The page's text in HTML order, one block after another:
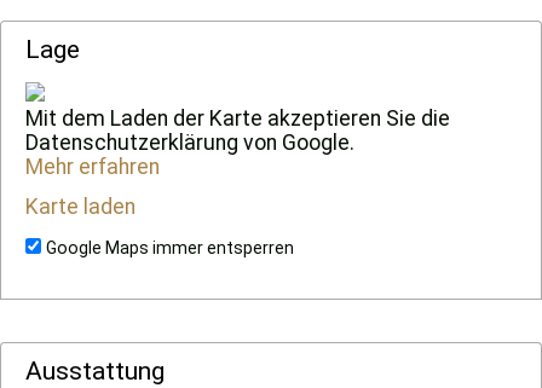
Lage
Mit dem Laden der Karte akzeptieren Sie die
Datenschutzerklärung von Google.
Mehr erfahren
Karte laden
Google Maps immer entsperren
Ausstattung